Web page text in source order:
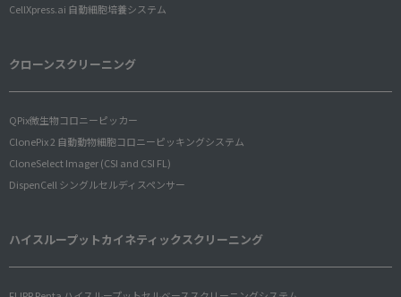
CellXpress.ai 自動細胞培養システム
クローンスクリーニング
QPix微生物コロニーピッカー
ClonePix 2 自動動物細胞コロニーピッキングシステム
CloneSelect Imager (CSI and CSI FL)
DispenCell シングルセルディスペンサー
ハイスループットカイネティックスクリーニング